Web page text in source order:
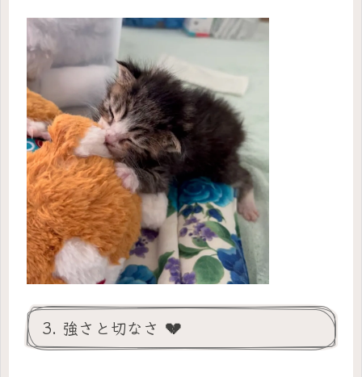
3. 強さと切なさ 💔